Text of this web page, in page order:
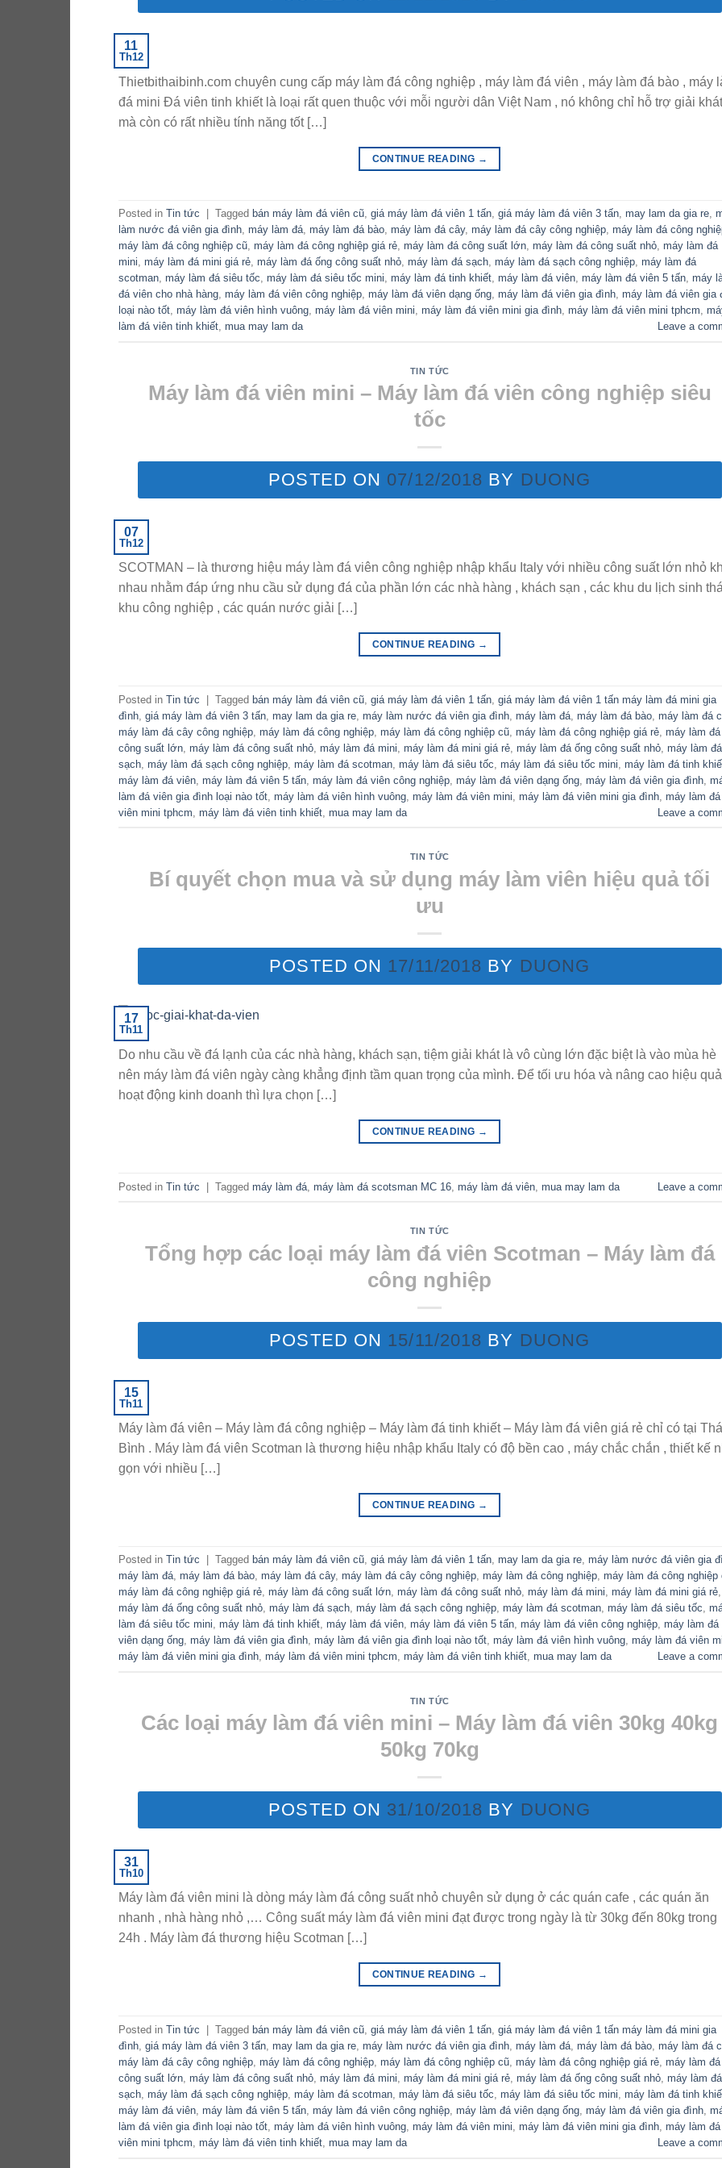
11
Th12
Thietbithaibinh.com chuyên cung cấp máy làm đá công nghiệp , máy làm đá viên , máy làm đá bào , máy
đá mini Đá viên tinh khiết là loại rất quen thuộc với mỗi người dân Việt Nam , nó không chỉ hỗ trợ giải khát
mà còn có rất nhiều tính năng tốt […]
CONTINUE READING →
Posted in Tin tức Tagged bán máy làm đá viên cũ giá máy làm đá viên 1 tấn giá máy làm đá viên 3 tấn may lam da gia re
làm nước đá viên gia đình máy làm đá máy làm đá bào máy làm đá cây, máy làm đá cây công nghiệp máy làm đá công
máy làm đá công nghiệp cũ máy làm đá công nghiệp giá rẻ máy làm đá công suất lớn máy làm đá công suất nhỏ máy làm đá
mini máy làm đá mini giá rẻ máy làm đá ống công suất nhỏ máy làm đá sạch máy làm đá sạch công nghiệp máy làm đá
scotman máy làm đá siêu tốc máy làm đá siêu tốc mini máy làm đá tinh khiết máy làm đá viên máy làm đá viên 5 tấn máy
đá viên cho nhà hàng máy làm đá viên công nghiệp máy làm đá viên dạng ống máy làm đá viên gia đình máy làm đá viên gia
loại nào tốt máy làm đá viên hình vuông máy làm đá viên mini máy làm đá viên mini gia đình máy làm đá viên mini tphcm
làm đá viên tinh khiết mua may lam da Leave a
TIN TỨC
Máy làm đá viên mini – Máy làm đá viên công nghiệp siêu
tốc
POSTED ON 07/12/2018 BY DUONG
07
Th12
SCOTMAN – là thương hiệu máy làm đá viên công nghiệp nhập khẩu Italy với nhiều công suất lớn nhỏ
nhau nhằm đáp ứng nhu cầu sử dụng đá của phần lớn các nhà hàng , khách sạn , các khu du lịch sinh
khu công nghiệp , các quán nước giải […]
CONTINUE READING →
Posted in Tin tức | Tagged bán máy làm đá viên cũ giá máy làm đá viên 1 tấn giá máy làm đá viên 1 tấn máy làm đá mini gia
đình giá máy làm đá viên 3 tấn may lam da gia re máy làm nước đá viên gia đình máy làm đá máy làm đá bào máy làm đá
máy làm đá cây công nghiệp máy làm đá công nghiệp máy làm đá công nghiệp cũ máy làm đá công nghiệp giá rẻ máy làm đá
công suất lớn máy làm đá công suất nhỏ máy làm đá mini máy làm đá mini giá rẻ máy làm đá ống công suất nhỏ máy làm đá
sạch máy làm đá sạch công nghiệp máy làm đá scotman máy làm đá siêu tốc máy làm đá siêu tốc mini máy làm đá tinh
máy làm đá viên máy làm đá viên 5 tấn máy làm đá viên công nghiệp máy làm đá viên dạng ống máy làm đá viên gia đình
làm đá viên gia đình loại nào tốt máy làm đá viên hình vuông máy làm đá viên mini máy làm đá viên mini gia đình máy làm đá
viên mini tphcm máy làm đá viên tinh khiết mua may lam da Leave a
TIN TỨC
Bí quyết chọn mua và sử dụng máy làm viên hiệu quả tối
ưu
POSTED ON 17/11/2018 BY DUONG
17
Th11
Do nhu cầu về đá lạnh của các nhà hàng, khách sạn, tiệm giải khát là vô cùng lớn đặc biệt là vào mùa hè
nên máy làm đá viên ngày càng khẳng định tầm quan trọng của mình. Để tối ưu hóa và nâng cao hiệu quả
hoạt động kinh doanh thì lựa chọn […]
CONTINUE READING →
Posted in Tin tức | Tagged máy làm đá máy làm đá scotsman MC 16 máy làm đá viên mua may lam da Leave a
TIN TỨC
Tổng hợp các loại máy làm đá viên Scotman – Máy làm đá
công nghiệp
POSTED ON 15/11/2018 BY DUONG
15
Th11
Máy làm đá viên – Máy làm đá công nghiệp – Máy làm đá tinh khiết – Máy làm đá viên giá rẻ chỉ có tại
Bình . Máy làm đá viên Scotman là thương hiệu nhập khẩu Italy có độ bền cao , máy chắc chắn , thiết kế
gọn với nhiều […]
CONTINUE READING →
Posted in Tin tức Tagged bán máy làm đá viên cũ, giá máy làm đá viên 1 tấn, may lam da gia re, máy làm nước đá viên gia
máy làm đá, máy làm đá bào, máy làm đá cây, máy làm đá cây công nghiệp, máy làm đá công nghiệp, máy làm đá công nghiệp
máy làm đá công nghiệp giá rẻ, máy làm đá công suất lớn, máy làm đá công suất nhỏ, máy làm đá mini, máy làm đá mini giá rẻ,
máy làm đá ống công suất nhỏ, máy làm đá sạch, máy làm đá sạch công nghiệp, máy làm đá scotman, máy làm đá siêu tốc,
làm đá siêu tốc mini, máy làm đá tinh khiết, máy làm đá viên, máy làm đá viên 5 tấn, máy làm đá viên công nghiệp, máy làm đá
viên dạng ống, máy làm đá viên gia đình, máy làm đá viên gia đình loại nào tốt, máy làm đá viên hình vuông, máy làm đá viên
máy làm đá viên mini gia đình, máy làm đá viên mini tphcm, máy làm đá viên tinh khiết, mua may lam da Leave a
TIN TỨC
Các loại máy làm đá viên mini – Máy làm đá viên 30kg 40kg
50kg 70kg
POSTED ON 31/10/2018 BY DUONG
31
Th10
Máy làm đá viên mini là dòng máy làm đá công suất nhỏ chuyên sử dụng ở các quán cafe , các quán ăn
nhanh , nhà hàng nhỏ ,… Công suất máy làm đá viên mini đạt được trong ngày là từ 30kg đến 80kg trong
24h . Máy làm đá thương hiệu Scotman […]
CONTINUE READING →
Posted in Tin tức Tagged bán máy làm đá viên cũ giá máy làm đá viên 1 tấn giá máy làm đá viên 1 tấn máy làm đá mini gia
đình giá máy làm đá viên 3 tấn may lam da gia re máy làm nước đá viên gia đình máy làm đá máy làm đá bào máy làm đá
máy làm đá cây công nghiệp máy làm đá công nghiệp máy làm đá công nghiệp cũ máy làm đá công nghiệp giá rẻ máy làm đá
công suất lớn máy làm đá công suất nhỏ máy làm đá mini máy làm đá mini giá rẻ máy làm đá ống công suất nhỏ máy làm đá
sạch máy làm đá sạch công nghiệp máy làm đá scotman máy làm đá siêu tốc máy làm đá siêu tốc mini máy làm đá tinh
máy làm đá viên máy làm đá viên 5 tấn máy làm đá viên công nghiệp máy làm đá viên dạng ống máy làm đá viên gia đình
làm đá viên gia đình loại nào tốt máy làm đá viên hình vuông máy làm đá viên mini máy làm đá viên mini gia đình máy làm đá
viên mini tphcm máy làm đá viên tinh khiết mua may lam da Leave a